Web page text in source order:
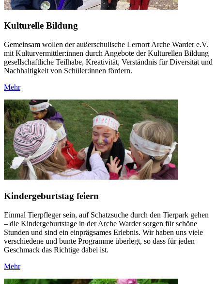
Kulturelle Bildung
Gemeinsam wollen der außerschulische Lernort Arche Warder e.V.
mit Kulturvermittler:innen durch Angebote der Kulturellen Bildung
gesellschaftliche Teilhabe, Kreativität, Verständnis für Diversität und
Nachhaltigkeit von Schüler:innen fördern.
Mehr
Kindergeburtstag feiern
Einmal Tierpfleger sein, auf Schatzsuche durch den Tierpark gehen
– die Kindergeburtstage in der Arche Warder sorgen für schöne
Stunden und sind ein einprägsames Erlebnis. Wir haben uns viele
verschiedene und bunte Programme überlegt, so dass für jeden
Geschmack das Richtige dabei ist.
Mehr